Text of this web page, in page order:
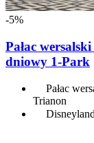
-5%
Pałac
dniowy 1-Park
Pałac
Trianon